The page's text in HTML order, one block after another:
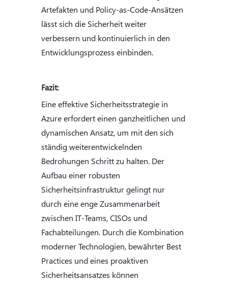
Artefakten und Policy-as-Code-Ansätzen
lässt sich die Sicherheit weiter
verbessern und kontinuierlich in den
Entwicklungsprozess einbinden.
Fazit:
Eine effektive Sicherheitsstrategie in
Azure erfordert einen ganzheitlichen und
dynamischen Ansatz, um mit den sich
ständig weiterentwickelnden
Bedrohungen Schritt zu halten. Der
Aufbau einer robusten
Sicherheitsinfrastruktur gelingt nur
durch eine enge Zusammenarbeit
zwischen IT-Teams, CISOs und
Fachabteilungen. Durch die Kombination
moderner Technologien, bewährter Best
Practices und eines proaktiven
Sicherheitsansatzes können